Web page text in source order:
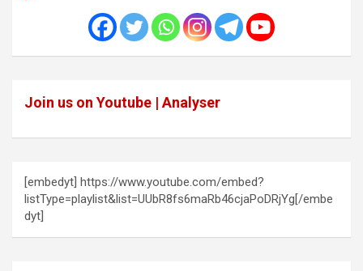
Join us on Youtube | Analyser
[embedyt] https://www.youtube.com/embed?
listType=playlist&list=UUbR8fs6maRb46cjaPoDRjYg[/embe
dyt]